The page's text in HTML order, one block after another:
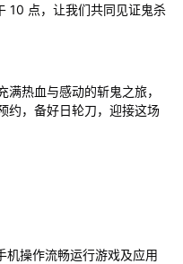
10 点，让我们共同见证鬼杀
满热血与感动的斩鬼之旅，
约，备好日轮刀，迎接这场
机操作流畅运行游戏及应用